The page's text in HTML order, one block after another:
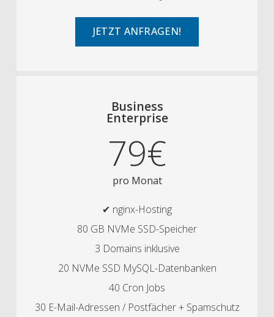
JETZT ANFRAGEN!
Business
Enterprise
79€
pro Monat
✔ nginx-Hosting
80 GB NVMe SSD-Speicher
3 Domains inklusive
20 NVMe SSD MySQL-Datenbanken
40 Cron Jobs
30 E-Mail-Adressen / Postfächer + Spamschutz